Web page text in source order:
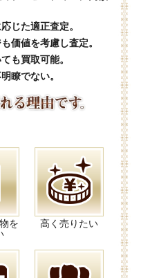
じた適正査定。
価値を考慮し査定。
も買取可能。
瞭でない。
を
高く売りたい